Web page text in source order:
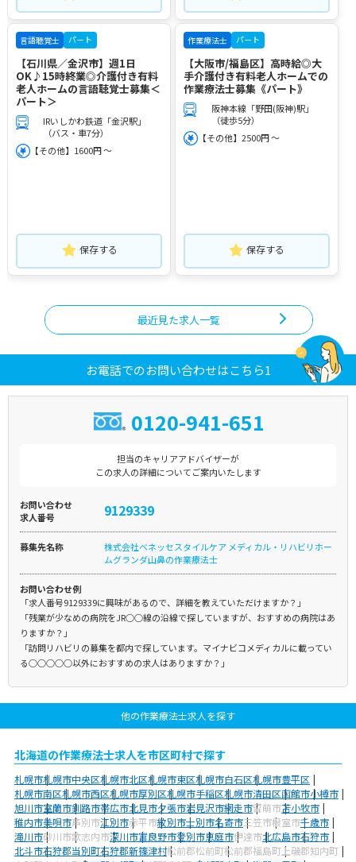
言語聴覚士 パート
【石川県／金沢市】週1日
OK♪15時終業◎介護付き有料
老人ホームの言語聴覚士募集＜
パート＞
IRいしかわ鉄道「金沢駅」
（バス・車7分）
【その他】1600円 ～
保存する
作業療法士 パート
【大阪市/福島区】高時給◎大
手介護付き有料老人ホームでの
作業療法士募集《パート》
阪神本線「野田(阪神)駅」
（徒歩5分）
【その他】2500円 ～
保存する
最近見た求人一覧
お電話でのお問い合わせはこちら1
0120-941-651
担当のキャリアアドバイザーが
この求人の詳細についてご案内いたします
お問い合わせ
求人番号
9129339
募集先名称
株式会社ベネッセスタイルケア メディカル・リハビリホー
ムグランダ山鼻の作業療法士
お問い合わせ例
「求人番号9129339に興味があるので、詳細を教えていただけますか？」
「残業が少なめの病院をJR○○線の沿線で探していますが、おすすめの病院はあ
りますか？」
「訪問リハビリの募集を都内で探しています。マイナビコメディカルに載ってい
る○○○○○以外におすすめの求人はありますか？」
他の作業療法士求人を探す
北海道の作業療法士求人を市区町村で探す
札幌市札幌市中央区札幌市北区札幌市東区札幌市白石区札幌市豊平区
札幌市南区札幌市西区札幌市厚別区札幌市手稲区札幌市清田区函館市小樽市
旭川市室蘭市釧路市帯広市北見市夕張市岩見沢市網走市留萌市苫小牧市
稚内市美唄市芦別市江別市赤平市紋別市士別市名寄市三笠市根室市千歳市
滝川市砂川市歌志内市深川市富良野市登別市恵庭市伊達市北広島市石狩市
北斗市石狩郡当別町石狩郡新篠津村松前郡松前町松前郡福島町 上磯郡知内町